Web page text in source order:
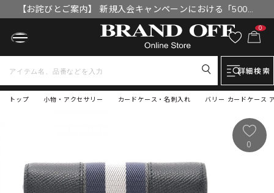
【お詫びとご案内】 新規入会キャンペーンにおける「500円
OFFクーポン」付与漏れと補填について
0
詳細検索
トップ バリー カードケース
小物・アクセサリー カードケース・名刺入れ
0